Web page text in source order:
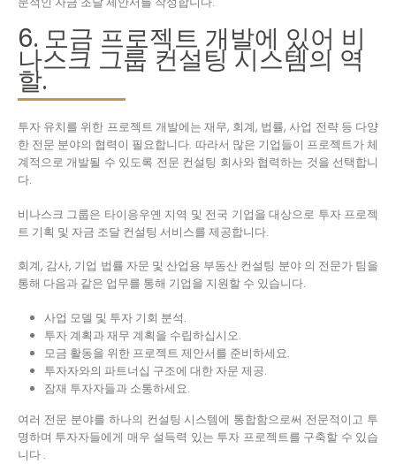
6. 모금 프로젝트 개발에 있어 비
나스크 그룹 컨설팅 시스템의 역
할.
투자 유치를 위한 프로젝트 개발에는 재무, 회계, 법률, 사업 전략 등 다양
한 전문 분야의 협력이 필요합니다. 따라서 많은 기업들이 프로젝트가 체
계적으로 개발될 수 있도록 전문 컨설팅 회사와 협력하는 것을 선택합니
다.
비나스크 그룹은 타이응우옌 지역 및 전국 기업을 대상으로 투자 프로젝
트 기획 및 자금 조달 컨설팅 서비스를 제공합니다.
회계, 감사, 기업 법률 자문 및 산업용 부동산 컨설팅 분야 의 전문가 팀을
통해 다음과 같은 업무를 통해 기업을 지원할 수 있습니다.
사업 모델 및 투자 기회 분석.
투자 계획과 재무 계획을 수립하십시오.
모금 활동을 위한 프로젝트 제안서를 준비하세요.
투자자와의 파트너십 구조에 대한 자문 제공.
잠재 투자자들과 소통하세요.
여러 전문 분야를 하나의 컨설팅 시스템에 통합함으로써 전문적이고 투
명하며 투자자들에게 매우 설득력 있는 투자 프로젝트를 구축할 수 있습
니다 .